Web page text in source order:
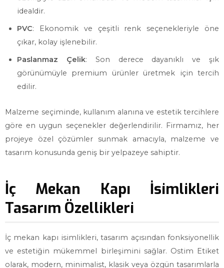
idealdir.
PVC: Ekonomik ve çeşitli renk seçenekleriyle öne
çıkar, kolay işlenebilir.
Paslanmaz Çelik: Son derece dayanıklı ve şık
görünümüyle premium ürünler üretmek için tercih
edilir.
Malzeme seçiminde, kullanım alanına ve estetik tercihlere
göre en uygun seçenekler değerlendirilir. Firmamız, her
projeye özel çözümler sunmak amacıyla, malzeme ve
tasarım konusunda geniş bir yelpazeye sahiptir.
İç Mekan Kapı İsimlikleri
Tasarım Özellikleri
İç mekan kapı isimlikleri, tasarım açısından fonksiyonellik
ve estetiğin mükemmel birleşimini sağlar. Ostim Etiket
olarak, modern, minimalist, klasik veya özgün tasarımlarla